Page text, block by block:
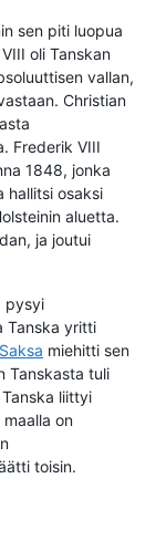
sen piti luopua
oli Tanskan
vallan,
Christian
Frederik VIII
1848, jonka
hallitsi osaksi
aluetta.
ja joutui
pysyi
Tanska yritti
Saksa miehitti sen
Tanskasta tuli
liittyi
on
toisin.